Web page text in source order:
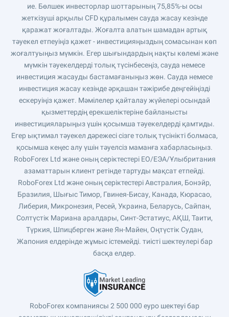
ие. Бөлшек инвесторлар шоттарының 75,85%-ы осы
жеткізуші арқылы CFD құралымен сауда жасау кезінде
қаражат жоғалтады. Жоғалта алатын шамадан артық
тәуекел етпеуіңіз қажет - инвестицияңыздың сомасынан көп
жоғалтуыңыз мүмкін. Егер шығындардың нақты көлемі және
мүмкін тәуекелдерді толық түсінбесеңіз, сауда немесе
инвестиция жасауды бастамағаныңыз жөн. Сауда немесе
инвестиция жасау кезінде әрқашан тәжірибе деңгейіңізді
ескеруіңіз қажет. Мәмілелер қайталау жүйелері осындай
қызметтердің ерекшеліктеріне байланысты
инвестицияларыңыз үшін қосымша тәуекелдерді қамтиды.
Егер ықтимал тәуекел дәрежесі сізге толық түсінікті болмаса,
қосымша кеңес алу үшін тәуелсіз маманға хабарласыңыз.
RoboForex Ltd және оның серіктестері ЕО/ЕЭА/Ұлыбритания
азаматтарын клиент ретінде тартуды мақсат етпейді.
RoboForex Ltd және оның серіктестері Австралия, Бонэйр,
Бразилия, Шығыс Тимор, Гвинея-Бисау, Канада, Кюрасао,
Либерия, Микронезия, Ресей, Украина, Беларусь, Сайпан,
Солтүстік Мариана аралдары, Синт-Эстатиус, АҚШ, Таити,
Түркия, Шпицберген және Ян-Майен, Оңтүстік Судан,
Жапония елдерінде жұмыс істемейді. тиісті шектеулері бар
басқа елдер.
RoboForex компаниясы 2 500 000 еуро шектеуі бар